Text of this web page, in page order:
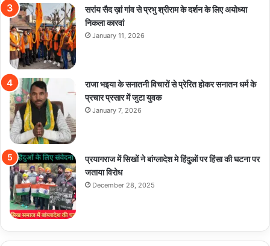
सरांय सैद ख़ां गांव से प्रभु श्रीराम के दर्शन के लिए अयोध्या
निकला कारवां
January 11, 2026
राजा भइया के सनातनी विचारों से प्रेरित होकर सनातन धर्म के
प्रचार प्रसार में जुटा युवक
January 7, 2026
प्रयागराज में सिखों ने बांग्लादेश मे हिंदुओं पर हिंसा की घटना पर
जताया विरोध
December 28, 2025